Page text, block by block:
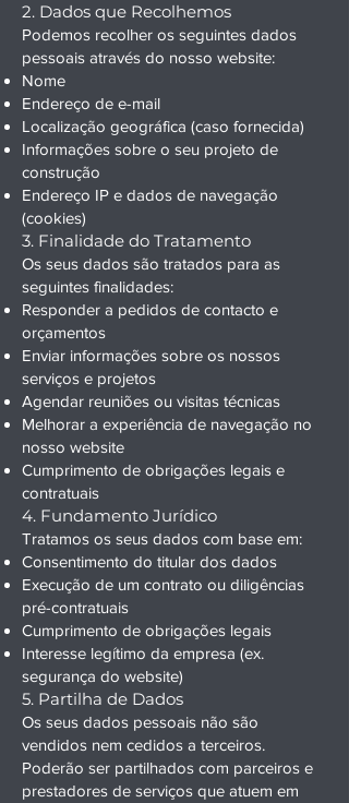
2. Dados que Recolhemos
Podemos recolher os seguintes dados
pessoais através do nosso website:
Nome
Endereço de e-mail
Localização geográfica (caso fornecida)
Informações sobre o seu projeto de
construção
Endereço IP e dados de navegação
(cookies)
3. Finalidade do Tratamento
Os seus dados são tratados para as
seguintes finalidades:
Responder a pedidos de contacto e
orçamentos
Enviar informações sobre os nossos
serviços e projetos
Agendar reuniões ou visitas técnicas
Melhorar a experiência de navegação no
nosso website
Cumprimento de obrigações legais e
contratuais
4. Fundamento Jurídico
Tratamos os seus dados com base em:
Consentimento do titular dos dados
Execução de um contrato ou diligências
pré-contratuais
Cumprimento de obrigações legais
Interesse legítimo da empresa (ex.
segurança do website)
5. Partilha de Dados
Os seus dados pessoais não são
vendidos nem cedidos a terceiros.
Poderão ser partilhados com parceiros e
prestadores de serviços que atuem em